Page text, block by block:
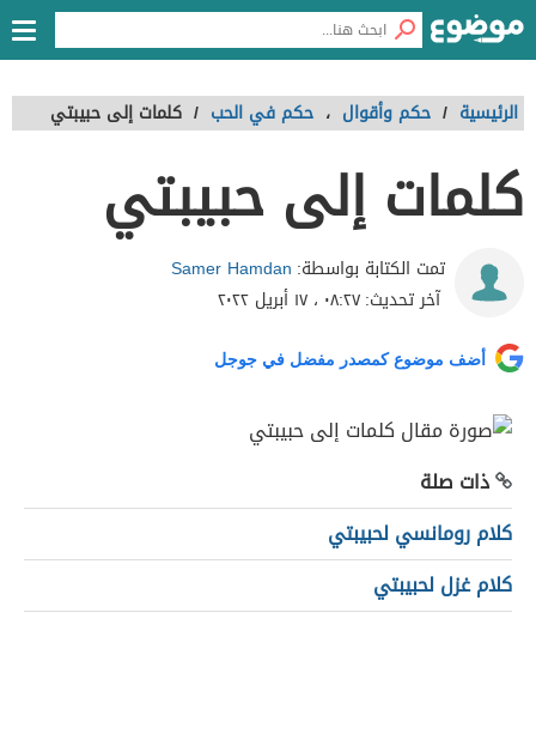
الرئيسية / حكم وأقوال ، حكم في الحب / كلمات إلى حبيبتي
كلمات إلى حبيبتي
تمت الكتابة بواسطة: Samer Hamdan
آخر تحديث:٠٨:٢٧ ، ١٧ أبريل ٢٠٢٢
أضف موضوع كمصدر مفضل في جوجل
ذات صلة
كلام رومانسي لحبيبتي
كلام غزل لحبيبتي